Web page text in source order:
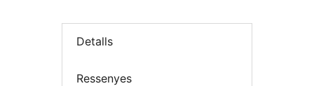
Detalls
Ressenyes